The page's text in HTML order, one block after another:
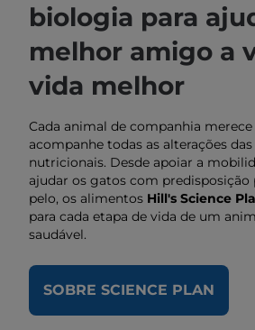
biologia para
melhor amigo a
vida melhor
Cada animal de companhia
acompanhe todas as alterações
nutricionais. Desde apoiar a
ajudar os gatos com predisposição
pelo, os alimentos Hill's Science
para cada etapa de vida de um
saudável.
SOBRE SCIENCE PLAN